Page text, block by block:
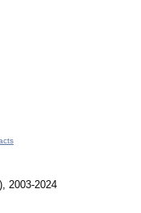
2003-2024